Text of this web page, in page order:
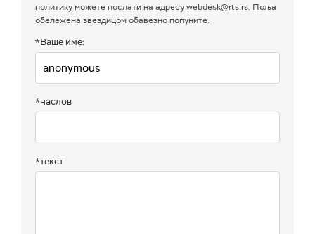
политику можете послати на адресу webdesk@rts.rs. Поља
обележена звездицом обавезно попуните.
*Ваше име:
*наслов
*текст